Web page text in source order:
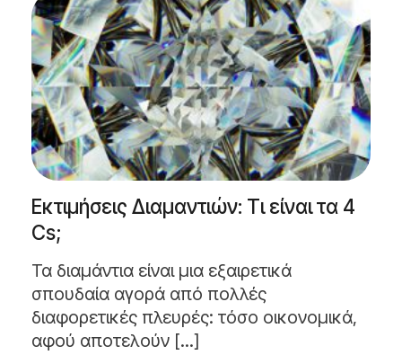
Εκτιμήσεις Διαμαντιών: Τι είναι τα 4
Cs;
Τα διαμάντια είναι μια εξαιρετικά
σπουδαία αγορά από πολλές
διαφορετικές πλευρές: τόσο οικονομικά,
αφού αποτελούν [...]